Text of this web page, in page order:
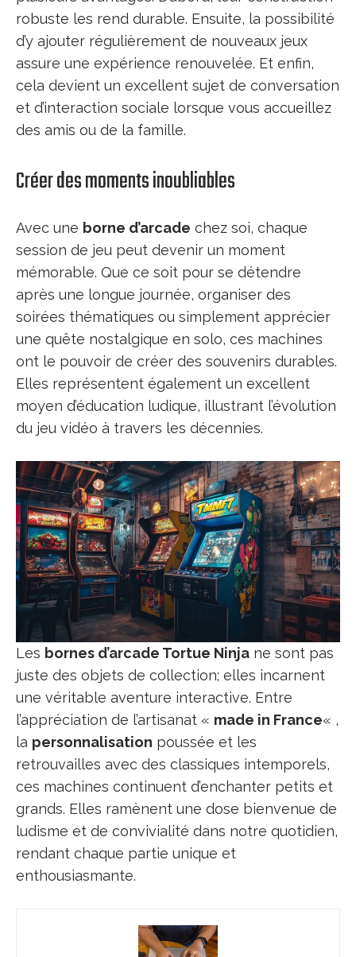
robuste les rend durable. Ensuite, la possibilité
d’y ajouter régulièrement de nouveaux jeux
assure une expérience renouvelée. Et enfin,
cela devient un excellent sujet de conversation
et d’interaction sociale lorsque vous accueillez
des amis ou de la famille.
Créer des moments inoubliables
Avec une borne d’arcade chez soi, chaque
session de jeu peut devenir un moment
mémorable. Que ce soit pour se détendre
après une longue journée, organiser des
soirées thématiques ou simplement apprécier
une quête nostalgique en solo, ces machines
ont le pouvoir de créer des souvenirs durables.
Elles représentent également un excellent
moyen d’éducation ludique, illustrant l’évolution
du jeu vidéo à travers les décennies.
Les bornes d’arcade Tortue Ninja ne sont pas
juste des objets de collection; elles incarnent
une véritable aventure interactive. Entre
l’appréciation de l’artisanat « made in France« ,
la personnalisation poussée et les
retrouvailles avec des classiques intemporels,
ces machines continuent d’enchanter petits et
grands. Elles ramènent une dose bienvenue de
ludisme et de convivialité dans notre quotidien,
rendant chaque partie unique et
enthousiasmante.